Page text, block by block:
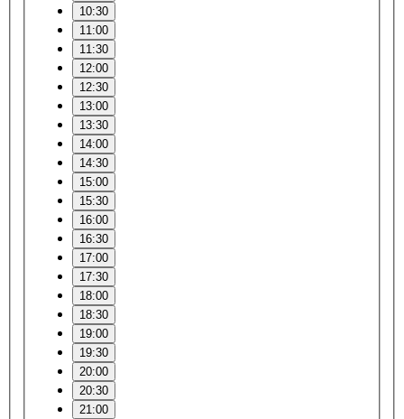
10:30
11:00
11:30
12:00
12:30
13:00
13:30
14:00
14:30
15:00
15:30
16:00
16:30
17:00
17:30
18:00
18:30
19:00
19:30
20:00
20:30
21:00